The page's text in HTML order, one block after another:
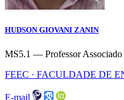
HUDSON GIOVANI ZANIN
MS5.1 — Professor
FEEC · FACULDADE DE
E-mail